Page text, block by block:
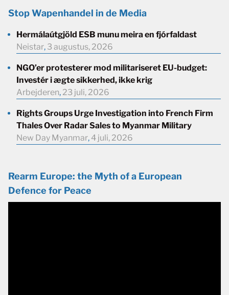
Stop Wapenhandel in de Media
Hermálaútgjöld ESB munu meira en fjórfaldast
Neistar, 3 augustus, 2026
NGO’er protesterer mod militariseret EU-budget:
Investér i ægte sikkerhed, ikke krig
Arbejderen, 23 juli, 2026
Rights Groups Urge Investigation into French Firm
Thales Over Radar Sales to Myanmar Military
New Day Myanmar, 4 juli, 2026
Rearm Europe: the Myth of a European
Defence for Peace